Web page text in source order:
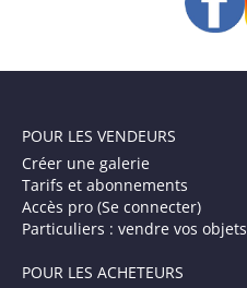
POUR LES VENDEURS
Créer une galerie
Tarifs et abonnements
Accès pro (Se connecter)
Particuliers : vendre vos objets
POUR LES ACHETEURS